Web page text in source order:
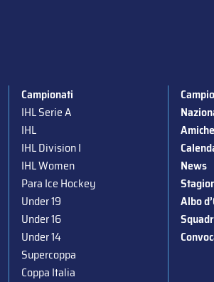
Campionati
IHL Serie A
IHL
IHL Division I
IHL Women
Para Ice Hockey
Under 19
Under 16
Under 14
Supercoppa
Coppa Italia
News
Albo